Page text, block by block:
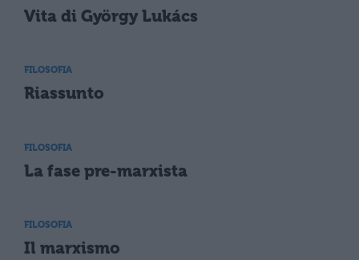
Vita di György Lukács
FILOSOFIA
Riassunto
FILOSOFIA
La fase pre-marxista
FILOSOFIA
Il marxismo